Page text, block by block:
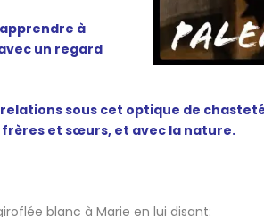
à
un regard
sous cet optique de
frères et sœurs, et avec la nature.
blanc à Marie en lui disant: